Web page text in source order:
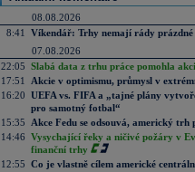
08.08.2026
8:41
Víkendář: Trhy nemají rády prázdné
07.08.2026
22:05 Slabá data z trhu práce pomohla
17:51
Akcie v optimismu, průmysl v
16:20 UEFA vs. FIFA a „tajné plány
pro samotný fotbal“
15:35
Akce Fedu se odsouvá, americký
14:46 Vysychající řeky a ničivé požáry v
finanční trhy
12:55 Co je vlastně cílem americké